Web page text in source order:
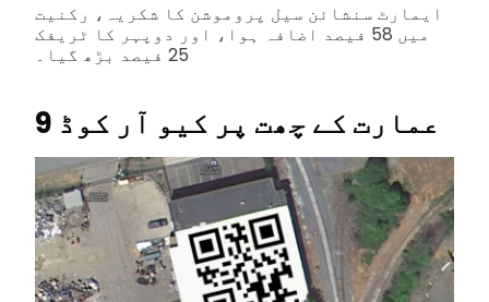
ایمارٹ سنشائن سیل پروموشن کا شکریہ، رکنیت
میں 58 فیصد اضافہ ہوا، اور دوپہر کا ٹریفک
25 فیصد بڑھ گیا۔
9 عمارت کے چھت پر کیو آر کوڈ